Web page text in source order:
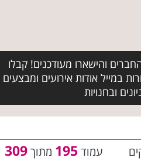
והישארו מעודכנים! קבלו
במייל אודות אירועים ומבצעים
ובחנויות
עמוד 195 מתוך309